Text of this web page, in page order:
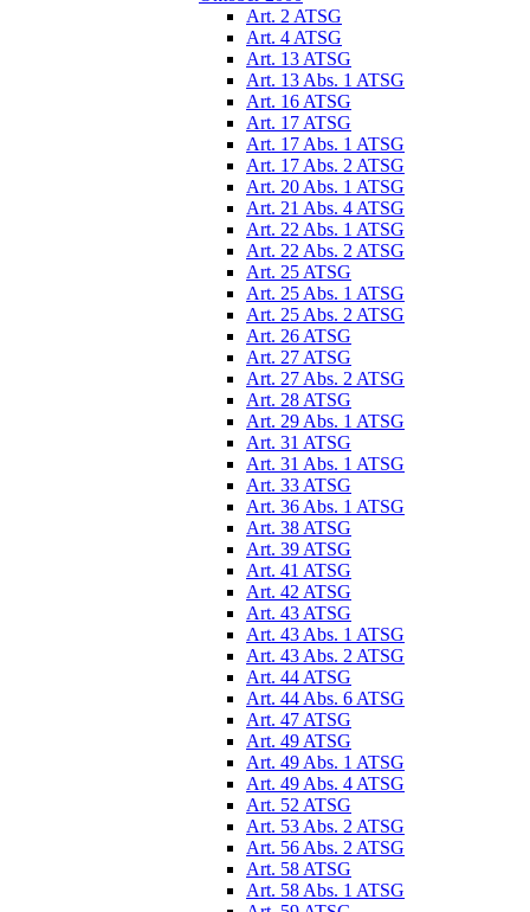
Art. 2 ATSG
Art. 4 ATSG
Art. 13 ATSG
Art. 13 Abs. 1 ATSG
Art. 16 ATSG
Art. 17 ATSG
Art. 17 Abs. 1 ATSG
Art. 17 Abs. 2 ATSG
Art. 20 Abs. 1 ATSG
Art. 21 Abs. 4 ATSG
Art. 22 Abs. 1 ATSG
Art. 22 Abs. 2 ATSG
Art. 25 ATSG
Art. 25 Abs. 1 ATSG
Art. 25 Abs. 2 ATSG
Art. 26 ATSG
Art. 27 ATSG
Art. 27 Abs. 2 ATSG
Art. 28 ATSG
Art. 29 Abs. 1 ATSG
Art. 31 ATSG
Art. 31 Abs. 1 ATSG
Art. 33 ATSG
Art. 36 Abs. 1 ATSG
Art. 38 ATSG
Art. 39 ATSG
Art. 41 ATSG
Art. 42 ATSG
Art. 43 ATSG
Art. 43 Abs. 1 ATSG
Art. 43 Abs. 2 ATSG
Art. 44 ATSG
Art. 44 Abs. 6 ATSG
Art. 47 ATSG
Art. 49 ATSG
Art. 49 Abs. 1 ATSG
Art. 49 Abs. 4 ATSG
Art. 52 ATSG
Art. 53 Abs. 2 ATSG
Art. 56 Abs. 2 ATSG
Art. 58 ATSG
Art. 58 Abs. 1 ATSG